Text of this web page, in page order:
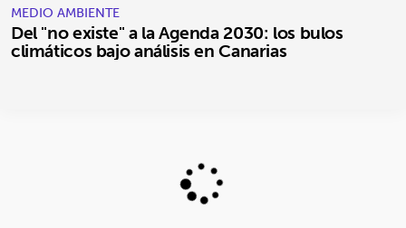
MEDIO AMBIENTE
Del "no existe" a la Agenda 2030: los bulos
climáticos bajo análisis en Canarias